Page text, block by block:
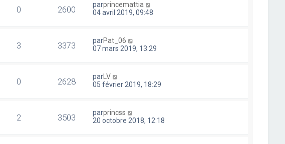
0 2600 parprincemattia
04 avril 2019, 09:48
3 3373 parPat_06
07 mars 2019, 13:29
0 2628 par LV
05 février 2019, 18:29
2 3503 parprincss
20 octobre 2018, 12:18